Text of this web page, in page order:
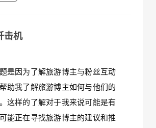
击机
是因为了解旅游博主与粉丝互动
助我了解旅游博主如何与他们的
这样的了解对于我来说可能是有
能正在寻找旅游博主的建议和推